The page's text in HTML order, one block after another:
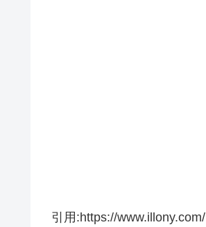
引用:https://www.illony.com/